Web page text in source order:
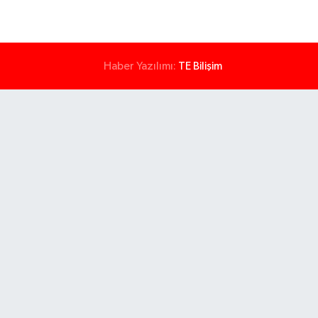
Haber Yazılımı: TE Bilişim